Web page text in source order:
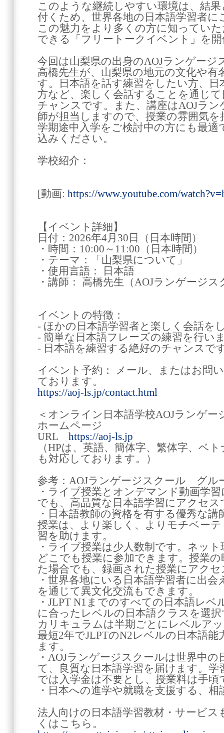
このような継続しやすい環境は、結
付くため、世界各地の日本語学習者
この魅力をより多くの方に知ってい
できる「フリートークイベント」を
今回は山梨県の出身のAOJランゲージ
高橋先生が、山梨県の地元の文化や
す。日本語を話す練習をしたい方、
方など、楽しく会話することを通じ
チャンスです。また、講座はAOJラ
師が担当しますので、授業の雰囲気
学期途中入学をご検討中の方にも最
込みください。
学校紹介：
[動画: https://www.youtube.com/
【イベント詳細】
日付：2026年4月30日（日本時間）
・時間：10:00～11:00（日本時間）
・テーマ：「山梨県について」
・使用言語： 日本語
・講師： 高橋先生（AOJランゲージス
イベントの特徴：
- ほかの日本語学習者と楽しく会話を
- 簡単な日本語フレーズの練習を行い
- 日本語を練習する絶好のチャンスで
イベント予約： メール、またはお問
ております。
https://aoj-ls.jp/contact.html
＜オンライン日本語学校AOJランゲ
ホームページ
URL https://aoj-ls.jp
（HPは、英語、簡体字、繁体字、ベ
も対応しております。）
参考：AOJランゲージスクール グル
・ライブ授業とオンデマンド動画学
でも、高品質な日本語学習にアクセ
・日本語教師の資格を有する優秀な
授業は、より楽しく、よりモチベー
習を助けます。
・ライブ授業は少人数制です。ネッ
どこでも授業に参加できます。授業
た場合でも、録画された授業にアク
・世界各地にいる日本語学習者に出
を通じて異文化交流もできます。
・JLPT N1までのすべての日本語レ
に合ったレベルの日本語クラスを選
カリキュラムは半期ごとにレベルア
最短2年でJLPTのN2レベルの日本語
ます。
・AOJランゲージスクールは世界中
て、良質な日本語学習を届けます。
では入学金は不要とし、授業料は手
・日本への進学や就職を支援する、
法人向けの日本語学習教材・サービ
くはこちら。